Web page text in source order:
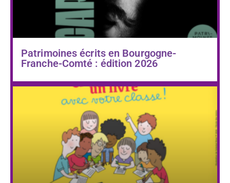
Patrimoines écrits en Bourgogne-
Franche-Comté : édition 2026